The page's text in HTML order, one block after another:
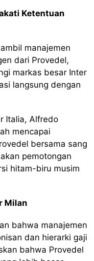
Ketentuan
manajemen
dari Provedel,
markas besar Inter
langsung dengan
Italia, Alfredo
mencapai
bersama sang
pemotongan
hitam-biru musim
Milan
bahwa manajemen
dan hierarki gaji
bahwa Provedel